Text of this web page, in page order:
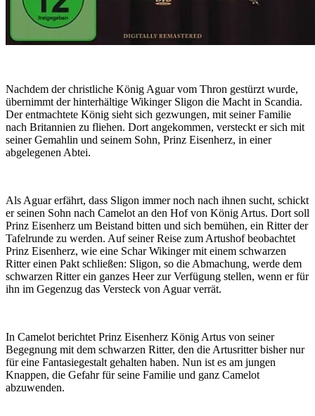
Nachdem der christliche König Aguar vom Thron gestürzt wurde,
übernimmt der hinterhältige Wikinger Sligon die Macht in Scandia.
Der entmachtete König sieht sich gezwungen, mit seiner Familie
nach Britannien zu fliehen. Dort angekommen, versteckt er sich mit
seiner Gemahlin und seinem Sohn, Prinz Eisenherz, in einer
abgelegenen Abtei.
Als Aguar erfährt, dass Sligon immer noch nach ihnen sucht, schickt
er seinen Sohn nach Camelot an den Hof von König Artus. Dort soll
Prinz Eisenherz um Beistand bitten und sich bemühen, ein Ritter der
Tafelrunde zu werden. Auf seiner Reise zum Artushof beobachtet
Prinz Eisenherz, wie eine Schar Wikinger mit einem schwarzen
Ritter einen Pakt schließen: Sligon, so die Abmachung, werde dem
schwarzen Ritter ein ganzes Heer zur Verfügung stellen, wenn er für
ihn im Gegenzug das Versteck von Aguar verrät.
In Camelot berichtet Prinz Eisenherz König Artus von seiner
Begegnung mit dem schwarzen Ritter, den die Artusritter bisher nur
für eine Fantasiegestalt gehalten haben. Nun ist es am jungen
Knappen, die Gefahr für seine Familie und ganz Camelot
abzuwenden.